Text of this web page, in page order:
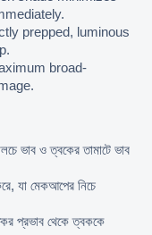
prepped, luminous
broad-
ভাব ও ত্বকের তামাটে ভাব
যা মেকআপের নিচে
প্রভাব থেকে ত্বককে